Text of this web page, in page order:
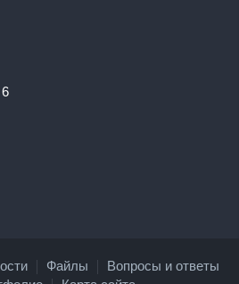
Файлы
Вопросы и ответы